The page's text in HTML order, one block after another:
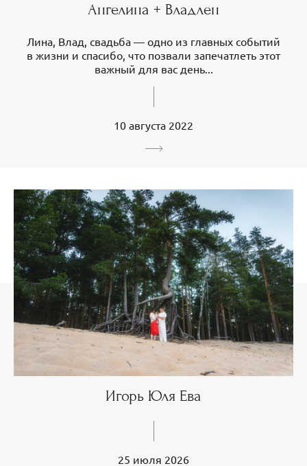
Ангелина + Владлен
Лина, Влад, свадьба — одно из главных событий
в жизни и спасибо, что позвали запечатлеть этот
важный для вас день...
10 августа 2022
Игорь Юля Ева
25 июля 2026